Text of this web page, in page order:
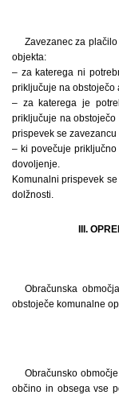
Zavezanec za
objekta:
– za katerega ni
priključuje na obstoječo
– za katerega je
priključuje na
prispevek se
– ki povečuje
dovoljenje.
Komunalni prispevek
dolžnosti.
III.
Obračunska
obstoječe komunalne
Obračunsko
občino in obsega vse